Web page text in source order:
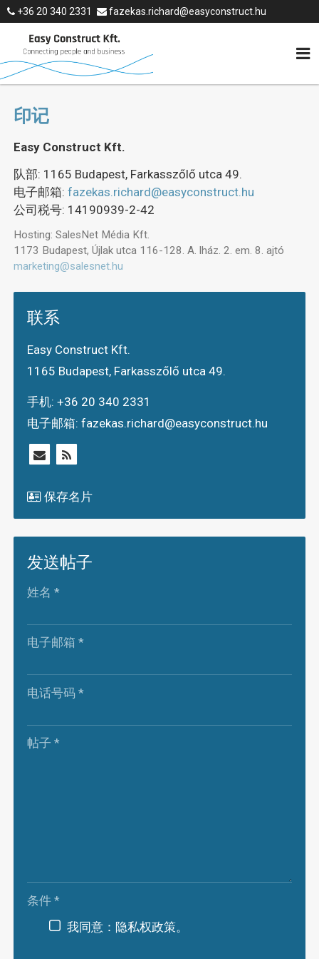
+36 20 340 2331 fazekas.richard@easyconstruct.hu
印记
Easy Construct Kft.
队部: 1165 Budapest, Farkasszőlő utca 49.
电子邮箱:fazekas.richard@easyconstruct.hu
公司税号: 14190939-2-42
Hosting: SalesNet Média Kft.
1173 Budapest, Újlak utca 116-128. A. lház. 2. em. 8. ajtó
marketing@salesnet.hu
联系
Easy Construct Kft.
1165 Budapest, Farkasszőlő utca 49.
手机: +36 20 340 2331
电子邮箱: fazekas.richard@easyconstruct.hu
保存名片
发送帖子
-
-
-
-
姓名*
电子邮箱*
电话号码*
帖子*
条件*
我同意：隐私权政策。